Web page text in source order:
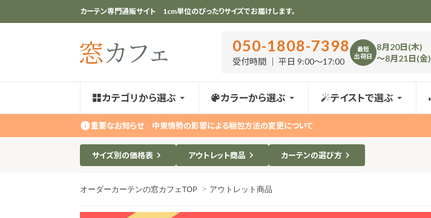
カーテン専門通販サイト 1cm単位のぴったりサイズでお届けします。
050-1808-7398
受付時間 ｜ 平日 9:00〜17:00
最短
出荷日
8月20日(木)
〜8月21日(金)
カテゴリから選ぶ カラーから選ぶ テイストで選ぶ
重要なお知らせ 中東情勢の影響による梱包方法の変更について
サイズ別の価格表 アウトレット商品 カーテンの選び方
オーダーカーテンの窓カフェTOP > アウトレット商品